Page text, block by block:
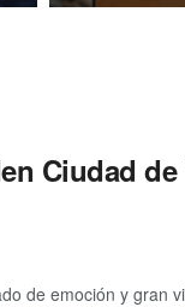
Ciudad de
de emoción y gran